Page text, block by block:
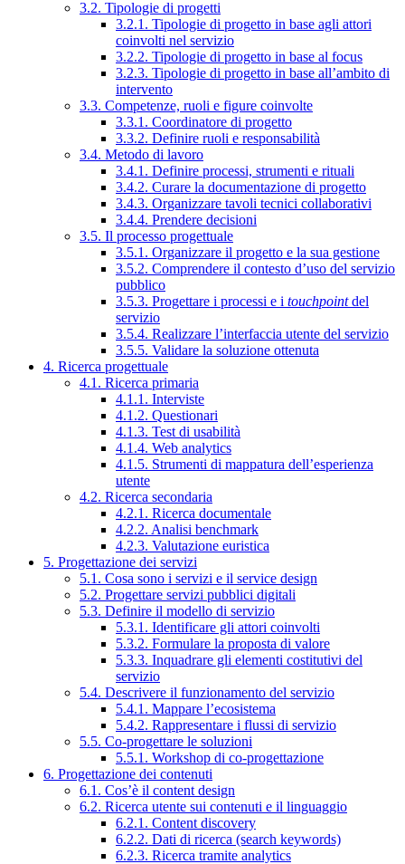
3.2. Tipologie di progetti
3.2.1. Tipologie di progetto in base agli attori
coinvolti nel servizio
3.2.2. Tipologie di progetto in base al focus
3.2.3. Tipologie di progetto in base all’ambito di
intervento
3.3. Competenze, ruoli e figure coinvolte
3.3.1. Coordinatore di progetto
3.3.2. Definire ruoli e responsabilità
3.4. Metodo di lavoro
3.4.1. Definire processi, strumenti e rituali
3.4.2. Curare la documentazione di progetto
3.4.3. Organizzare tavoli tecnici collaborativi
3.4.4. Prendere decisioni
3.5. Il processo progettuale
3.5.1. Organizzare il progetto e la sua gestione
3.5.2. Comprendere il contesto d’uso del servizio
pubblico
3.5.3. Progettare i processi e i touchpointdel
servizio
3.5.4. Realizzare l’interfaccia utente del servizio
3.5.5. Validare la soluzione ottenuta
4. Ricerca progettuale
4.1. Ricerca primaria
4.1.1. Interviste
4.1.2. Questionari
4.1.3. Test di usabilità
4.1.4. Web analytics
4.1.5. Strumenti di mappatura dell’esperienza
utente
4.2. Ricerca secondaria
4.2.1. Ricerca documentale
4.2.2. Analisi benchmark
4.2.3. Valutazione euristica
5. Progettazione dei servizi
5.1. Cosa sono i servizi e il service design
5.2. Progettare servizi pubblici digitali
5.3. Definire il modello di servizio
5.3.1. Identificare gli attori coinvolti
5.3.2. Formulare la proposta di valore
5.3.3. Inquadrare gli elementi costitutivi del
servizio
5.4. Descrivere il funzionamento del servizio
5.4.1. Mappare l’ecosistema
5.4.2. Rappresentare i flussi di servizio
5.5. Co-progettare le soluzioni
5.5.1. Workshop di co-progettazione
6. Progettazione dei contenuti
6.1. Cos’è il content design
6.2. Ricerca utente sui contenuti e il linguaggio
6.2.1. Content discovery
6.2.2. Dati di ricerca (search keywords)
6.2.3. Ricerca tramite analytics